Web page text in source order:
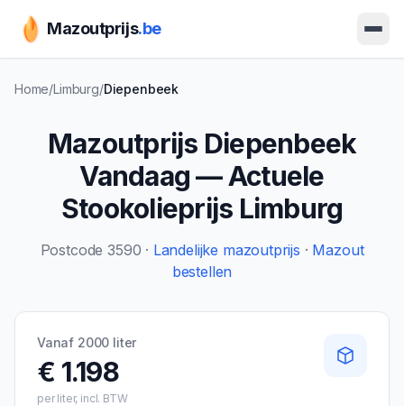
Mazoutprijs.be
Home/Limburg/Diepenbeek
Mazoutprijs Diepenbeek
Vandaag — Actuele
Stookolieprijs Limburg
Postcode3590 · Landelijke mazoutprijs · Mazout
bestellen
Vanaf 2000 liter
€ 1.198
per liter, incl. BTW